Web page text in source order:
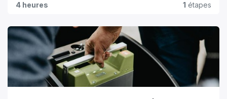
4 heures 1 étapes